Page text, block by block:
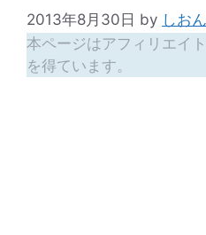
2013年8月30日 by しお
本ページはアフィリエイ
を得ています。